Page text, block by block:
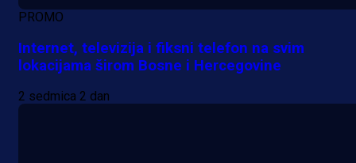
PROMO
Internet, televizija i fiksni telefon na svim
lokacijama širom Bosne i Hercegovine
2 sedmica 2 dan